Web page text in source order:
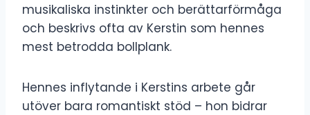
musikaliska instinkter och berättarförmåga
och beskrivs ofta av Kerstin som hennes
mest betrodda bollplank.
Hennes inflytande i Kerstins arbete går
utöver bara romantiskt stöd – hon bidrar